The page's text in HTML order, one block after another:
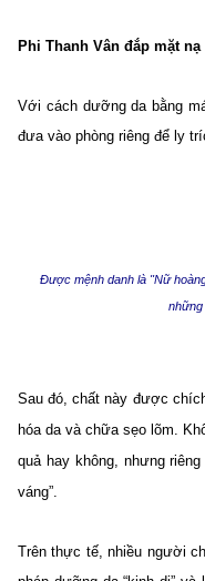
Phi Thanh Vân đắp mặt nạ
Với cách dưỡng da bằng
đưa vào phòng riêng để ly
Được mệnh danh là "Nữ
những
Sau đó, chất này được
hóa da và chữa sẹo lõm.
quả hay không, nhưng
váng”.
Trên thực tế, nhiều người